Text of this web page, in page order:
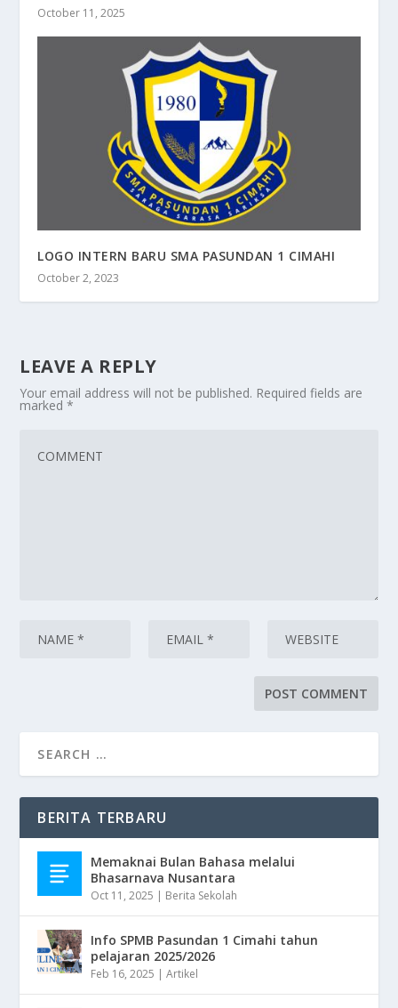
October 11, 2025
LOGO INTERN BARU SMA PASUNDAN 1 CIMAHI
October 2, 2023
LEAVE A REPLY
Your email address will not be published. Required fields are
marked*
BERITA TERBARU
Memaknai Bulan Bahasa melalui
Bhasarnava Nusantara
Oct 11, 2025 | Berita Sekolah
Info SPMB Pasundan 1 Cimahi tahun
pelajaran 2025/2026
Feb 16, 2025 |Artikel